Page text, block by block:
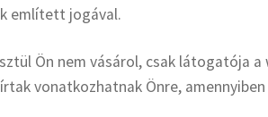
említett jogával.
Ön nem vásárol, csak látogatója a
vonatkozhatnak Önre,